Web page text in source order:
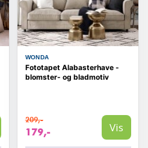
WONDA
Fototapet Alabasterhave -
blomster- og bladmotiv
209,-
179,- Vis